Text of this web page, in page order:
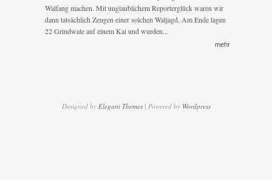
Walfang machen. Mit unglaublichem Reporterglück waren wir
dann tatsächlich Zeugen einer solchen Waljagd. Am Ende lagen
22 Grindwale auf einem Kai und wurden...
mehr
Designed by Elegant Themes| Powered by Wordpress